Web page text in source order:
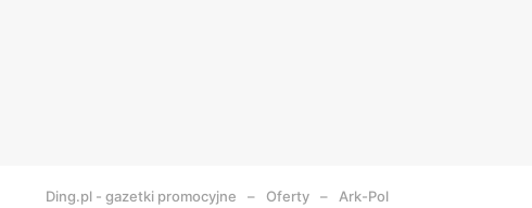
Ding.pl - gazetki promocyjne Oferty Ark-Pol